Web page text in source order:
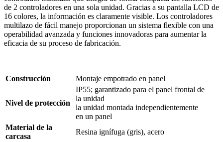
de 2 controladores en una sola unidad. Gracias a su pantalla LCD de
16 colores, la información es claramente visible. Los controladores
multilazo de fácil manejo proporcionan un sistema flexible con una
operabilidad avanzada y funciones innovadoras para aumentar la
eficacia de su proceso de fabricación.
Construcción Montaje empotrado en panel
Nivel de protección
IP55; garantizado para el panel frontal de
la unidad
la unidad montada independientemente
en un panel
Material de la
carcasa
Resina ignífuga (gris), acero